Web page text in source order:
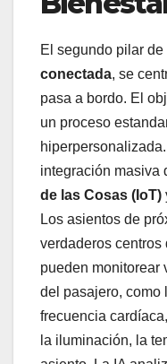
El segundo pilar
conectada, se
pasa a bordo. El
un proceso
integración masiva
de las Cosas (IoT)
Los asientos de
verdaderos centros
pueden monitorear
del pasajero, como
frecuencia
la iluminación, la